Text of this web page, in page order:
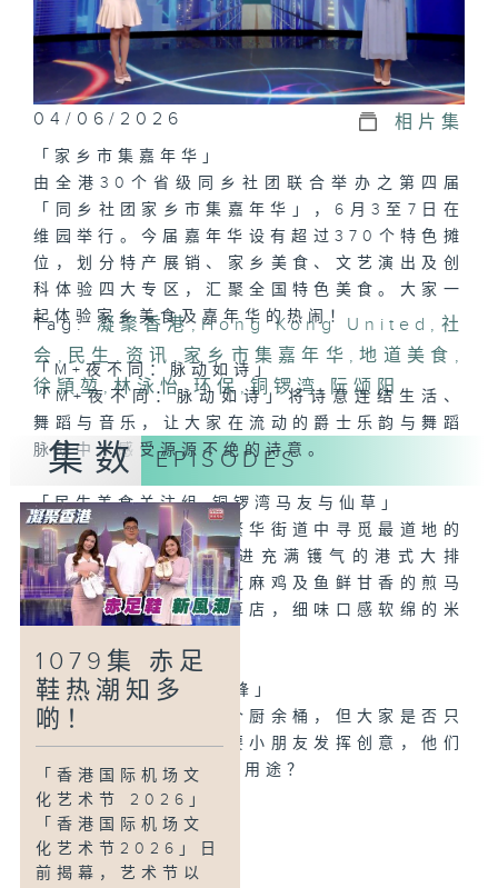
04/06/2026 相片集
「家乡市集嘉年华」
由全港30个省级同乡社团联合举办之第四届
「同乡社团家乡市集嘉年华」，6月3至7日在
维园举行。今届嘉年华设有超过370个特色摊
位，划分特产展销、家乡美食、文艺演出及创
科体验四大专区，汇聚全国特色美食。大家一
起体验家乡美食及嘉年华的热闹！
「M+夜不同：脉动如诗」
「M+夜不同：脉动如诗」将诗意连结生活、
舞蹈与音乐，让大家在流动的爵士乐韵与舞蹈
脉动中，感受源源不绝的诗意。
「民生美食关注组-铜锣湾马友与仙草」
继续带大家在铜锣湾繁华街道中寻觅最道地的
舌尖滋味！我们先走进充满镬气的港式大排
档，品尝外酥内嫩的芝麻鸡及鱼鲜甘香的煎马
友；随后转往手工仙草店，细味口感软绵的米
「童话香港-环保小先锋」
可能不少人家中会有个厨余桶，但大家是否只
用它来盛载厨余？若要小朋友发挥创意，他们
觉得这桶还有什么其他用途？
Tag: 凝聚香港, Hong Kong United , 社
会 , 民生 , 资讯 , 家乡市集嘉年华 ,地道美食 ,
徐頴堃,林泳怡,环保 ,铜锣湾, 阮颂阳
集数 EPISODES
1079集 赤足
鞋热潮知多
啲！
「香港国际机场文
化艺术节 2026」
「香港国际机场文
化艺术节2026」日
前揭幕，艺术节以